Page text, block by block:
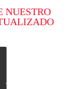
NUESTRO